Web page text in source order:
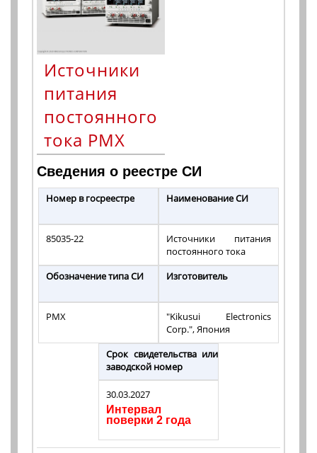
Источники
питания
постоянного
тока PMX
Сведения о реестре СИ
Номер в госреестре
85035-22
Наименование СИ
Источники питания
постоянного тока
Обозначение типа СИ
PMX
Изготовитель
"Kikusui Electronics
Corp.", Япония
Срок свидетельства или
заводской номер
30.03.2027
Интервал
поверки 2 года